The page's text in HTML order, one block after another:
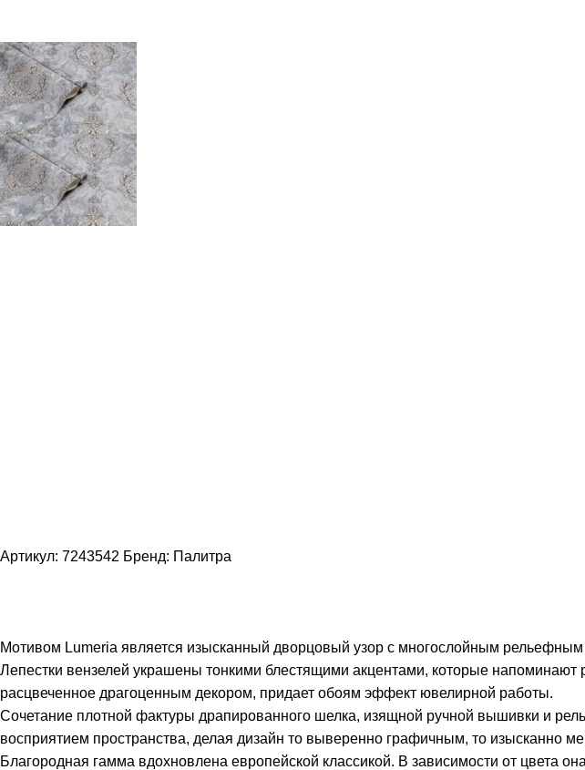
Артикул: 7243542 Бренд: Палитра
Мотивом Lumeria является изысканный дворцовый узор с многослойным
Лепестки вензелей украшены тонкими блестящими акцентами, которые
расцвеченное драгоценным декором, придает обоям эффект ювелирной работы.
Сочетание плотной фактуры драпированного шелка, изящной ручной вышивки и
восприятием пространства, делая дизайн то выверенно графичным, то изысканно
Благородная гамма вдохновлена европейской классикой. В зависимости от цвета